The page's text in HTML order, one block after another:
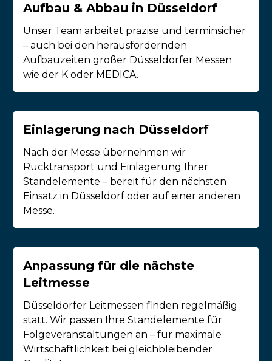
Aufbau & Abbau in Düsseldorf
Unser Team arbeitet präzise und terminsicher
– auch bei den herausfordernden
Aufbauzeiten großer Düsseldorfer Messen
wie der K oder MEDICA.
Einlagerung nach Düsseldorf
Nach der Messe übernehmen wir
Rücktransport und Einlagerung Ihrer
Standelemente – bereit für den nächsten
Einsatz in Düsseldorf oder auf einer anderen
Messe.
Anpassung für die nächste
Leitmesse
Düsseldorfer Leitmessen finden regelmäßig
statt. Wir passen Ihre Standelemente für
Folgeveranstaltungen an – für maximale
Wirtschaftlichkeit bei gleichbleibender